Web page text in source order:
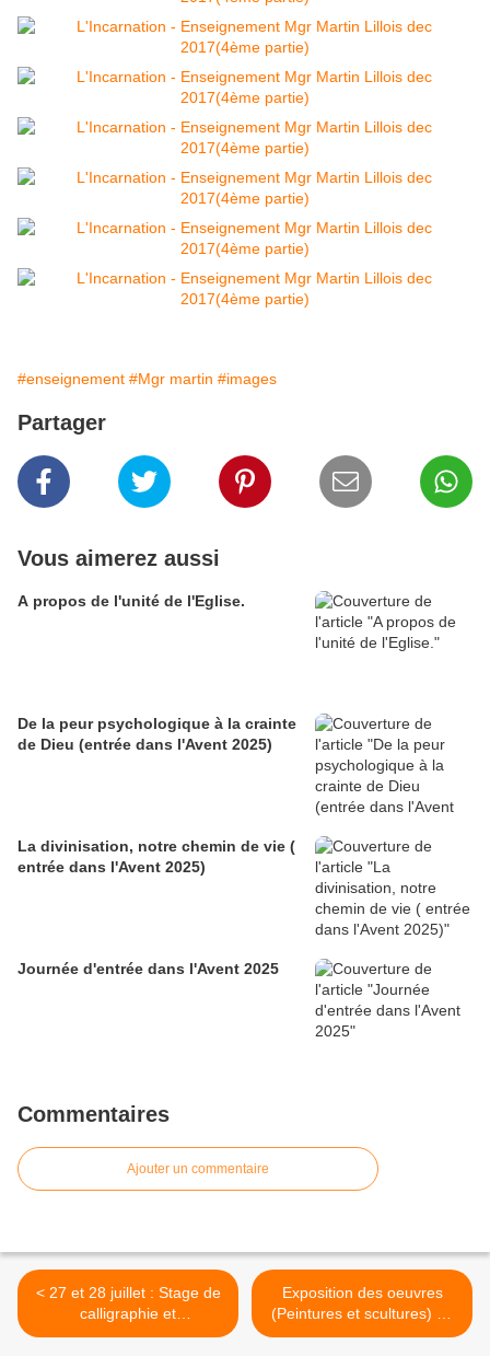
#enseignement #Mgr martin #images
Partager
Vous aimerez aussi
A propos de l'unité de l'Eglise.
De la peur psychologique à la crainte
de Dieu (entrée dans l'Avent 2025)
La divinisation, notre chemin de vie (
entrée dans l'Avent 2025)
Journée d'entrée dans l'Avent 2025
Commentaires
Ajouter un commentaire
< 27 et 28 juillet : Stage de
calligraphie et
d'ornementation en
Exposition des oeuvres
(Peintures et scultures) de
Marte Sonnet >